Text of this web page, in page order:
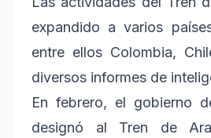
expandido a varios
entre ellos Colombia,
diversos informes de
En febrero, el gobierno
designó al Tren de